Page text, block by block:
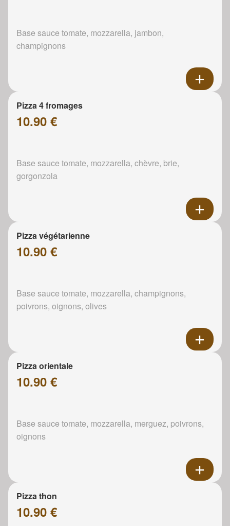
Base sauce tomate, mozzarella, jambon,
champignons
Pizza 4 fromages
10.90 €
Base sauce tomate, mozzarella, chèvre, brie,
gorgonzola
Pizza végétarienne
10.90 €
Base sauce tomate, mozzarella, champignons,
poivrons, oignons, olives
Pizza orientale
10.90 €
Base sauce tomate, mozzarella, merguez, poivrons,
oignons
Pizza thon
10.90 €